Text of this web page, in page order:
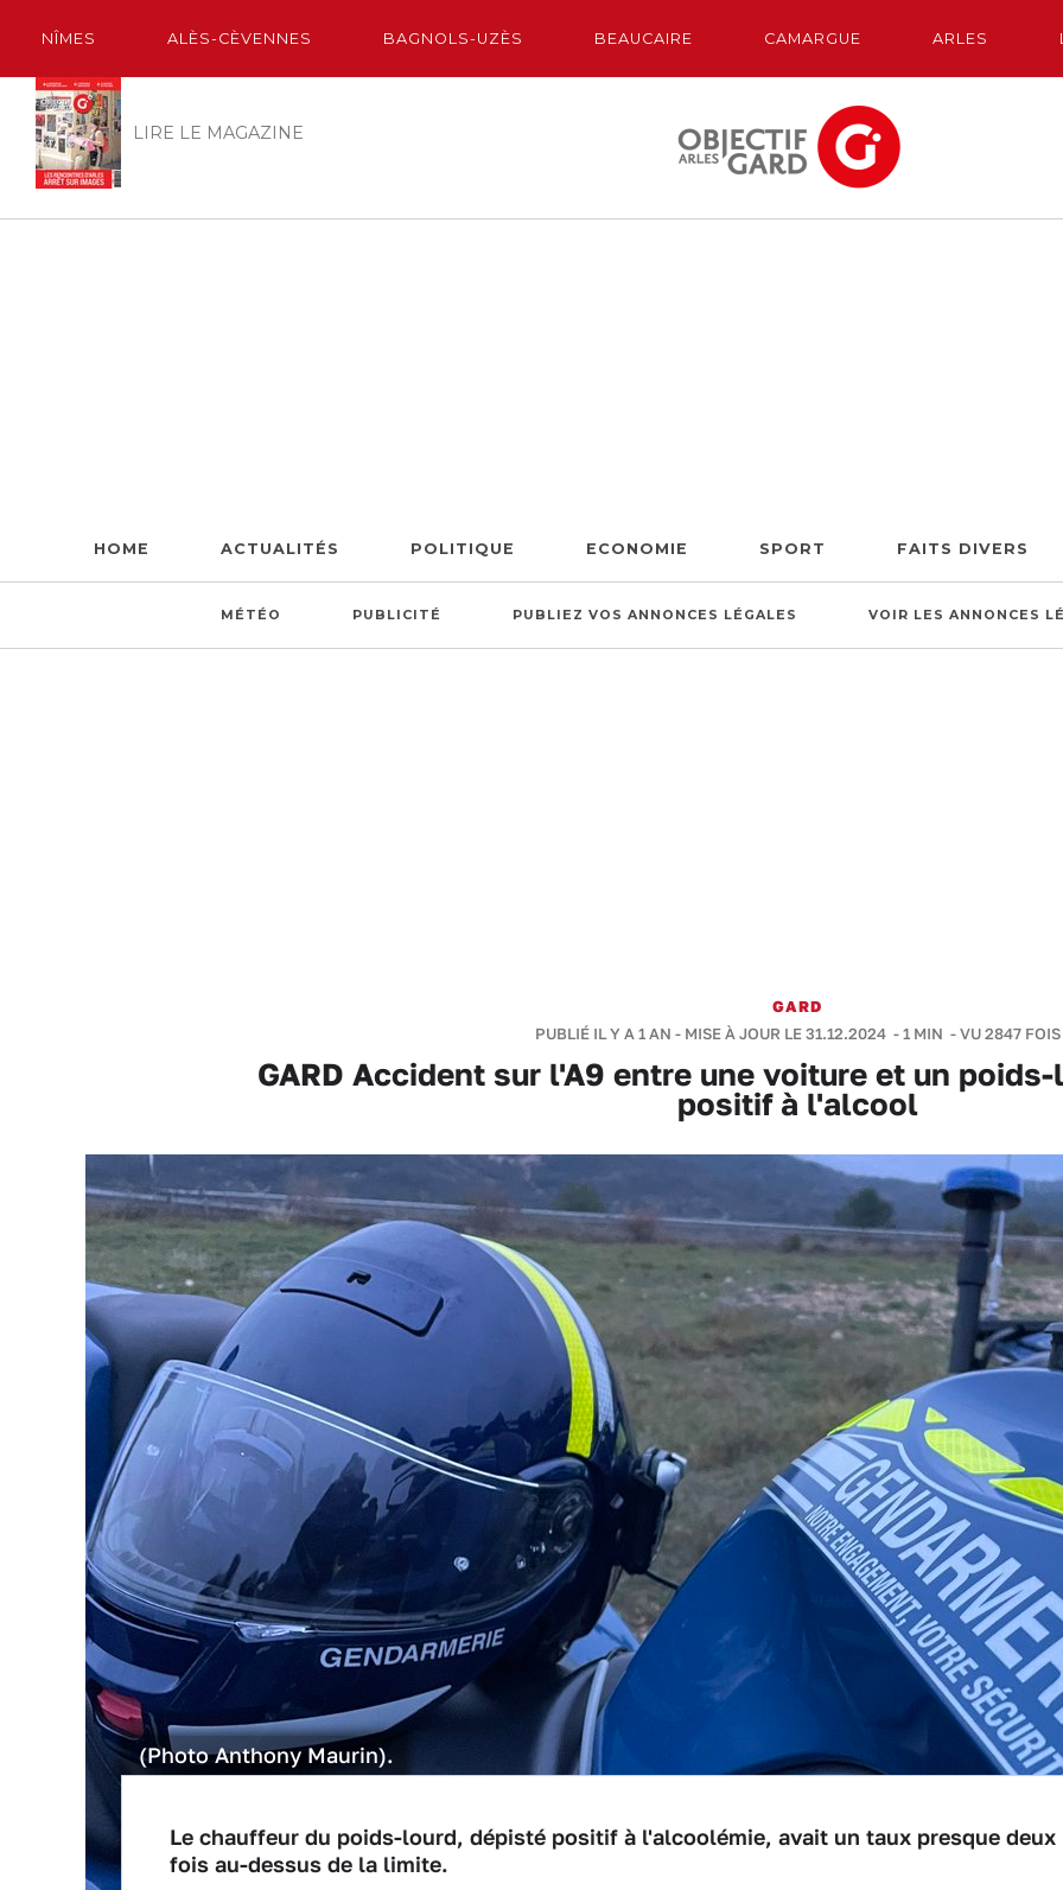
NÎMES ALÈS-CÈVENNES BAGNOLS-UZÈS BEAUCAIRE CAMARGUE ARLES
LIRE LE MAGAZINE
HOME ACTUALITÉS POLITIQUE ECONOMIE SPORT FAITS DIVERS
MÉTÉO PUBLICITÉ PUBLIEZ VOS ANNONCES LÉGALES VOIR LES ANNONCES
GARD
PUBLIÉ IL Y A 1 AN - MISE À JOUR LE 31.12.2024 -1 MIN - VU 2847 FOIS
GARD Accident sur l'A9 entre une voiture et un
positif à l'alcool
(Photo Anthony Maurin).
Le chauffeur du poids-lourd, dépisté positif à l'alcoolémie, avait un taux presque deux
fois au-dessus de la limite.